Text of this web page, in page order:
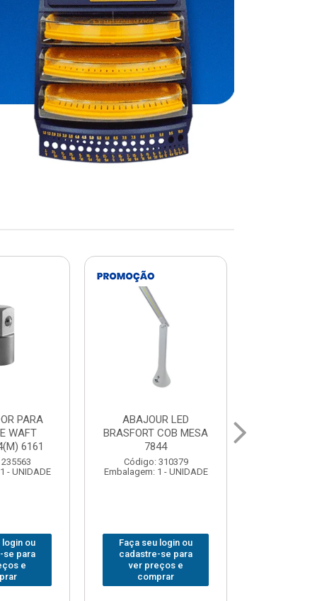
LED
MESA
- UNIDADE
login ou
se para
e
BOLSA PARA
FERRAMENTAS
BRASFORT FECHADA
18BOLSOS 7559
Código: 312401
Faça seu login ou
cadastre-se para
ver preços e
comprar